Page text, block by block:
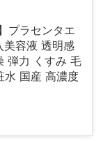
プラセンタエ
容液 透明感
弾力 くすみ 毛
国産 高濃度